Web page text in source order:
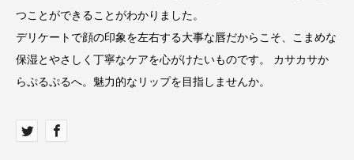
つことができることがわかりました。
デリケートで顔の印象を左右する大事な唇だからこそ、こまめな
保湿とやさしく丁寧なケアを心がけたいものです。 カサカサか
らぷるぷるへ。魅力的なリップを目指しませんか。